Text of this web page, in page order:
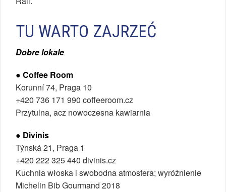
TU WARTO ZAJRZEĆ
Dobre lokale
● Coffee Room
Korunní 74, Praga 10
+420 736 171 990 coffeeroom.cz
Przytulna, acz nowoczesna kawiarnia
● Divinis
Týnská 21, Praga 1
+420 222 325 440 divinis.cz
Kuchnia włoska i swobodna atmosfera; wyróżnienie
Michelin Bib Gourmand 2018